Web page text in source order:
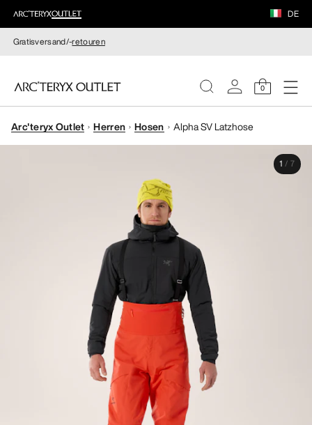
DE
Gratisversand/-retouren
0
DAMEN
Arc'teryx Outlet Herren Hosen Alpha SV Latzhose
1 / 7